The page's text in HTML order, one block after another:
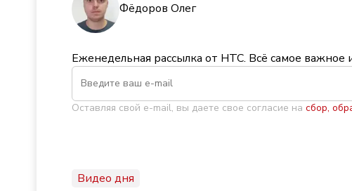
Фёдоров Олег
Еженедельная рассылка от НТС. Всё самое
Оставляя свой e-mail, вы даете свое согласие на сбор,
Видео дня